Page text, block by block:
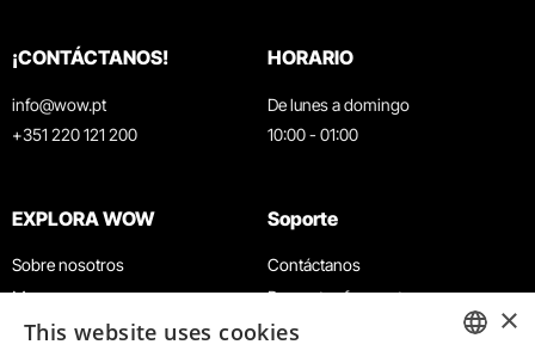
¡CONTÁCTANOS!
info@wow.pt
+351 220 121 200
HORARIO
De lunes a domingo
10:00 - 01:00
EXPLORA WOW
Sobre nosotros
Museos
Agenda
Soporte
Contáctanos
Preguntas frecuentes
Términos y condiciones
×
This website uses cookies